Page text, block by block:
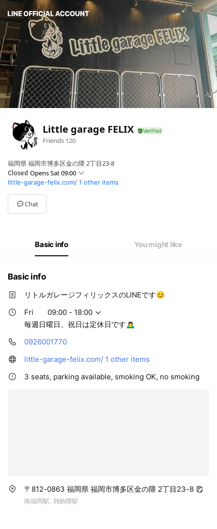
Little garage FELIX
Friends 120
福岡県 福岡市博多区金の隈 2丁目23-8
Closed Opens Sat 09:00
SunClosed
Mon09:00 - 18:00
Tue09:00 - 18:00
Wed09:00 - 18:00
09:00 - 15:00
毎週日曜日、祝日は定休日です🙇‍♂️
little-garage-felix.com/ 1 other items
Chat
Basic info You might like
Basic info
リトルガレージフィリックスのLINEです😊
Fri
09:00 - 18:00
毎週日曜日、祝日は定休日です🙇‍♂️
0926001770
little-garage-felix.com/ 1 other items
3 seats, parking available, smoking OK, no smoking
〒812-0863 福岡県 福岡市博多区金の隈 2丁目23-8
南福岡駅, 雑餉隈駅